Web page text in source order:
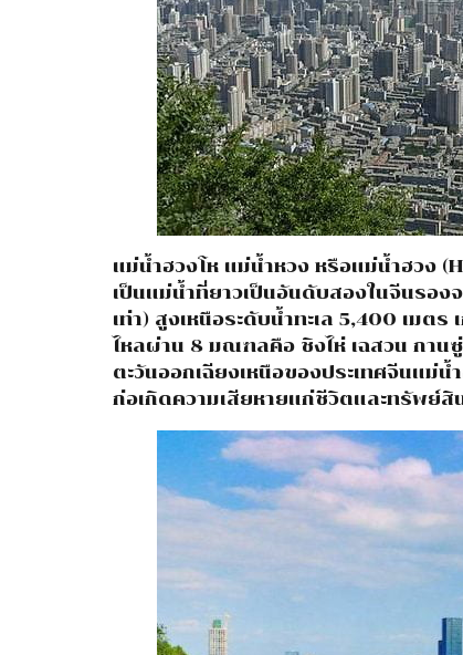
แม่น้ำฮวงโห แม่น้ำหวง หรือแม่น้ำฮวง
เป็นแม่น้ำที่ยาวเป็นอันดับสองในจีนรอง
เท่า) สูงเหนือระดับน้ำทะเล 5,400 เมต
ไหลผ่าน 8 มณฑลคือ ชิงไห่ เฉสวน กาน
ตะวันออกเฉียงเหนือของประเทศจีนแ
ก่อเกิดความเสียหายแก่ชีวิตและทรัพย์